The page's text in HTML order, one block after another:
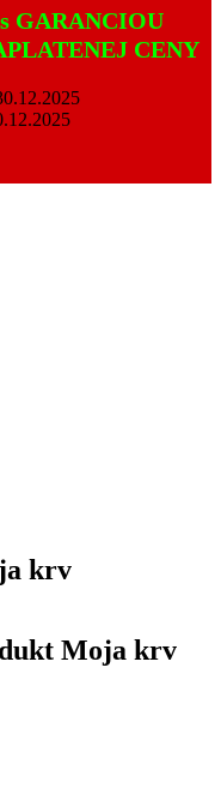
s GARANCIOU
CENY
krv
Moja krv